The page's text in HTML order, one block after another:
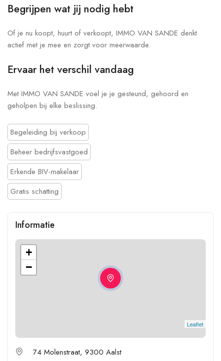
Begrijpen wat jij nodig hebt
Of je nu koopt, huurt of verkoopt, IMMO VAN SANDE denkt
actief met je mee en zorgt voor meerwaarde.
Ervaar het verschil vandaag
Met IMMO VAN SANDE voel je je gesteund, gehoord en
geholpen bij elke beslissing.
Begeleiding bij verkoop
Beheer bedrijfsvastgoed
Erkende BIV-makelaar
Gratis schatting
Informatie
+
−
Leaflet
74 Molenstraat, 9300 Aalst